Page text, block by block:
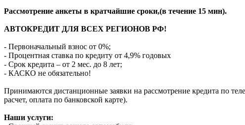
Рассмотрение анкеты в кратчайшие сроки,(в течение 15 мин).
АВТОКРЕДИТ ДЛЯ ВСЕХ РЕГИОНОВ РФ!
- Первоначальный взнос от 0%;
- Процентная ставка по кредиту от 4,9% годовых
- Срок кредита – от 2 мес. до 8 лет;
- КАСКО не обязательно!
Принимаются дистанционные заявки на рассмотрение кредита по
расчет, оплата по банковской карте).
Наши услуги: